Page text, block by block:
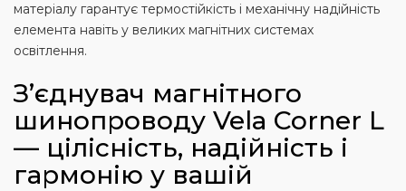
матеріалу гарантує термостійкість і механічну надійність
елемента навіть у великих магнітних системах
освітлення.
З’єднувач магнітного
шинопроводу Vela Corner L
— цілісність, надійність і
гармонію у вашій